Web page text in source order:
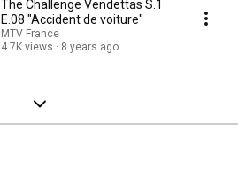
The Challenge Vendettas S.1
E.08 "Accident de voiture"
MTV France
4.7K views
8 years ago